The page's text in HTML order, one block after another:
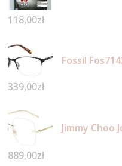
118,00zł
Fossil
339,00zł
Jimmy Choo
889,00zł